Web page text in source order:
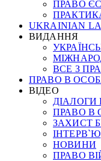
ПРАВО ЄС
UKRAINIAN
ВИДАННЯ
ВСЕ З
ПРАВО В
ВІДЕО
ДІАЛОГИ
ПРАВО В
ЗАХИСТ
ІНТЕРВ`Ю
НОВИНИ
ПРАВО